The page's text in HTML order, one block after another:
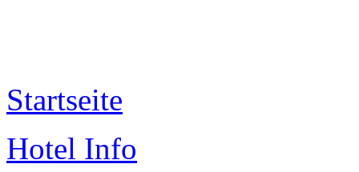
Startseite
Hotel Info